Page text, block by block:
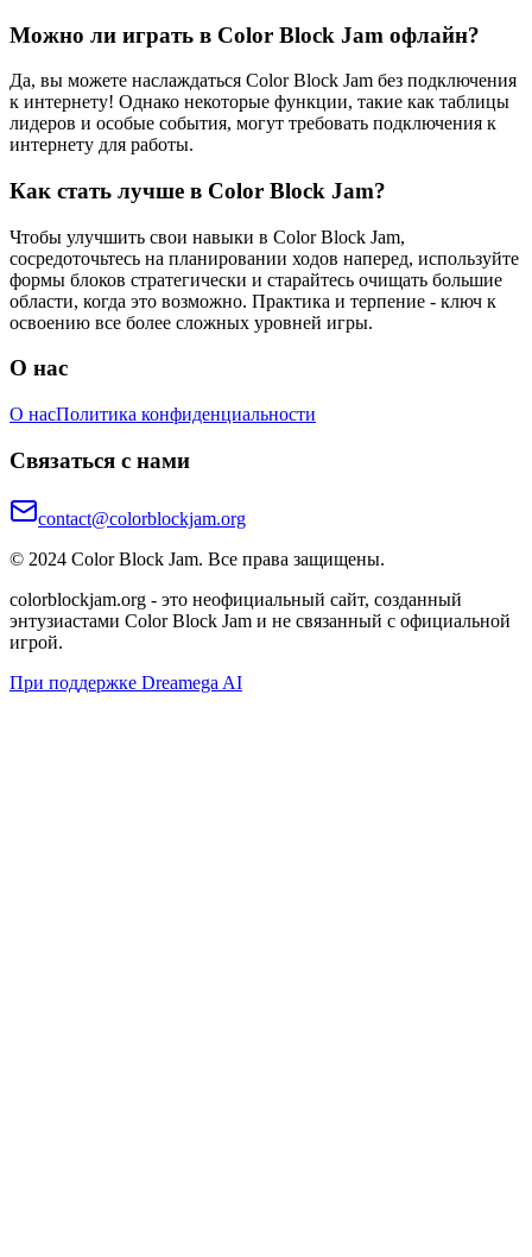
Можно ли играть в Color Block Jam офлайн?
Да, вы можете наслаждаться Color Block Jam без подключения
к интернету! Однако некоторые функции, такие как таблицы
лидеров и особые события, могут требовать подключения к
интернету для работы.
Как стать лучше в Color Block Jam?
Чтобы улучшить свои навыки в Color Block Jam,
сосредоточьтесь на планировании ходов наперед, используйте
формы блоков стратегически и старайтесь очищать большие
области, когда это возможно. Практика и терпение - ключ к
освоению все более сложных уровней игры.
О нас
О насПолитика конфиденциальности
Связаться с нами
contact@colorblockjam.org
© 2024 Color Block Jam. Все права защищены.
colorblockjam.org - это неофициальный сайт, созданный
энтузиастами Color Block Jam и не связанный с официальной
игрой.
При поддержке Dreamega AI